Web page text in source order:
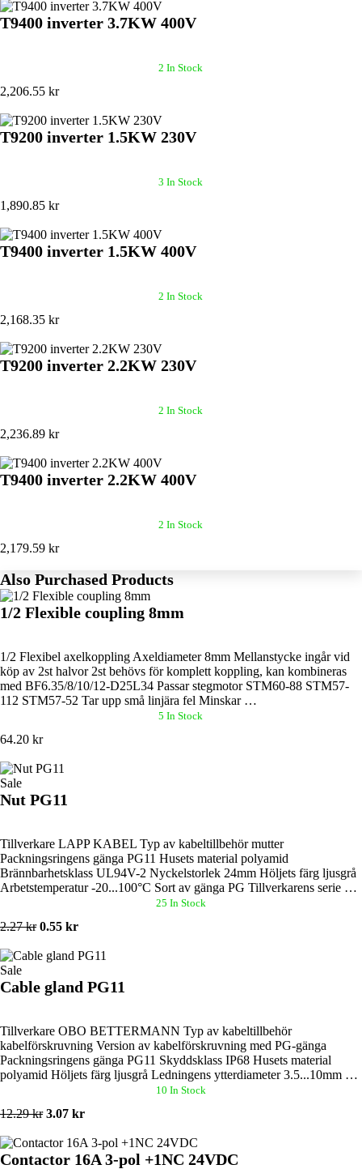
T9400 inverter 3.7KW 400V
2 In Stock
2,206.55 kr
T9200 inverter 1.5KW 230V
3 In Stock
1,890.85 kr
T9400 inverter 1.5KW 400V
2 In Stock
2,168.35 kr
T9200 inverter 2.2KW 230V
2 In Stock
2,236.89 kr
T9400 inverter 2.2KW 400V
2 In Stock
2,179.59 kr
Also Purchased Products
1/2 Flexible coupling 8mm
1/2 Flexibel axelkoppling Axeldiameter 8mm Mellanstycke ingår vid
köp av 2st halvor 2st behövs för komplett koppling, kan kombineras
med BF6.35/8/10/12-D25L34 Passar stegmotor STM60-88 STM57-
112 STM57-52 Tar upp små linjära fel Minskar …
5 In Stock
64.20 kr
Sale
Nut PG11
Tillverkare LAPP KABEL Typ av kabeltillbehör mutter
Packningsringens gänga PG11 Husets material polyamid
Brännbarhetsklass UL94V-2 Nyckelstorlek 24mm Höljets färg ljusgrå
Arbetstemperatur -20...100°C Sort av gänga PG Tillverkarens serie …
25 In Stock
2.27 kr 0.55 kr
Sale
Cable gland PG11
Tillverkare OBO BETTERMANN Typ av kabeltillbehör
kabelförskruvning Version av kabelförskruvning med PG-gänga
Packningsringens gänga PG11 Skyddsklass IP68 Husets material
polyamid Höljets färg ljusgrå Ledningens ytterdiameter 3.5...10mm …
10 In Stock
12.29 kr 3.07 kr
Contactor 16A 3-pol +1NC 24VDC